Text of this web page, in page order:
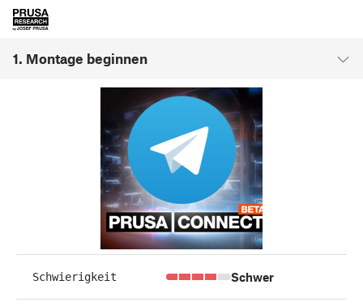
1. Montage beginnen
Schwierigkeit Schwer